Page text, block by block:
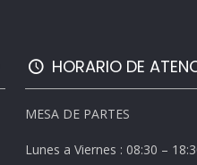
HORARIO DE
MESA DE PARTES
Lunes a Viernes : 08:30 –